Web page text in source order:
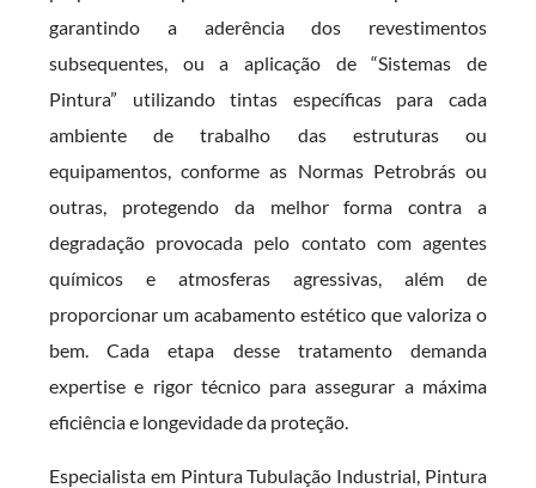
garantindo a aderência dos revestimentos
subsequentes, ou a aplicação de “Sistemas de
Pintura” utilizando tintas específicas para cada
ambiente de trabalho das estruturas ou
equipamentos, conforme as Normas Petrobrás ou
outras, protegendo da melhor forma contra a
degradação provocada pelo contato com agentes
químicos e atmosferas agressivas, além de
proporcionar um acabamento estético que valoriza o
bem. Cada etapa desse tratamento demanda
expertise e rigor técnico para assegurar a máxima
eficiência e longevidade da proteção.
Especialista em Pintura Tubulação Industrial, Pintura